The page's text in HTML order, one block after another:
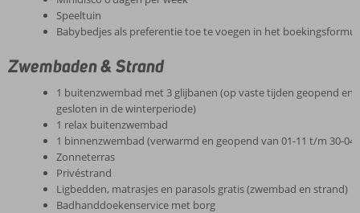
Speeltuin
Babybedjes als preferentie toe te voegen in het
Zwembaden & Strand
1 buitenzwembad met 3 glijbanen (op vaste tijden geopend en
gesloten in de winterperiode)
1 relax buitenzwembad
1 binnenzwembad (verwarmd en geopend van 01-11 t/m 30-04)
Zonneterras
Privéstrand
Ligbedden, matrasjes en parasols gratis (zwembad en strand)
Badhanddoekenservice met borg